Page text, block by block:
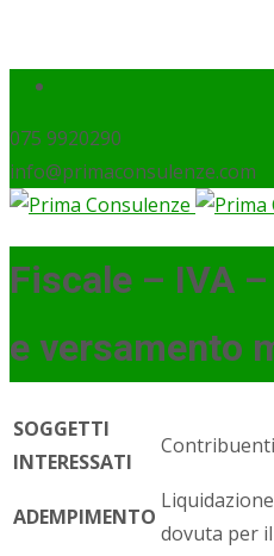
075 9920290
info@primaconsulenze.com
Fiscale – IVA
e versamento
SOGGETTI
INTERESSATI
ADEMPIMENTO
dovuta per il